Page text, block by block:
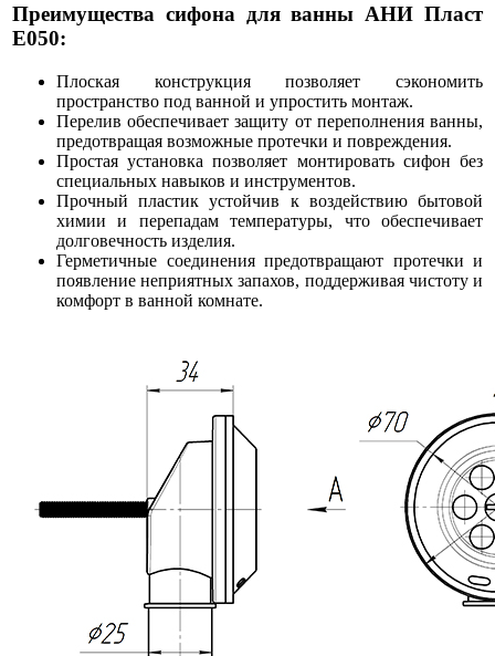
Преимущества сифона для ванны АНИ Пласт
E050:
Плоская конструкция позволяет сэкономить
пространство под ванной и упростить монтаж.
Перелив обеспечивает защиту от переполнения ванны,
предотвращая возможные протечки и повреждения.
Простая установка позволяет монтировать сифон без
специальных навыков и инструментов.
Прочный пластик устойчив к воздействию бытовой
химии и перепадам температуры, что обеспечивает
долговечность изделия.
Герметичные соединения предотвращают протечки и
появление неприятных запахов, поддерживая чистоту и
комфорт в ванной комнате.